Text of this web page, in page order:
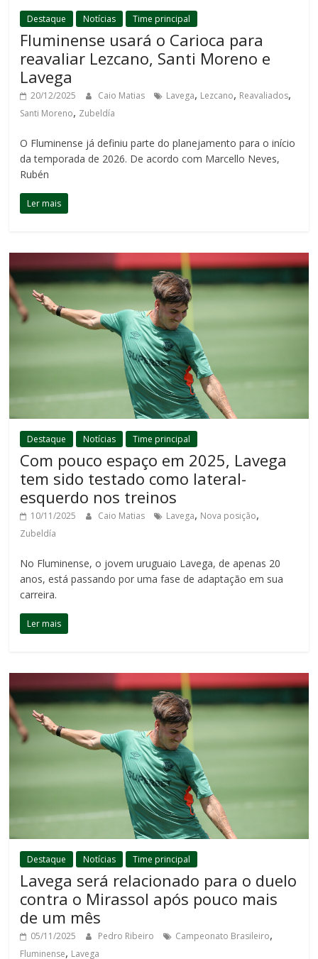
Destaque Notícias Time principal
Fluminense usará o Carioca para
reavaliar Lezcano, Santi Moreno e
Lavega
20/12/2025 Caio Matias Lavega, Lezcano, Reavaliados,
Santi Moreno, Zubeldía
O Fluminense já definiu parte do planejamento para o início
da temporada de 2026. De acordo com Marcello Neves,
Rubén
Ler mais
Destaque Notícias Time principal
Com pouco espaço em 2025, Lavega
tem sido testado como lateral-
esquerdo nos treinos
10/11/2025 Caio Matias Lavega, Nova posição,
Zubeldía
No Fluminense, o jovem uruguaio Lavega, de apenas 20
anos, está passando por uma fase de adaptação em sua
carreira.
Ler mais
Destaque Notícias Time principal
Lavega será relacionado para o duelo
contra o Mirassol após pouco mais
de um mês
05/11/2025 Pedro Ribeiro Campeonato Brasileiro,
Fluminense, Lavega